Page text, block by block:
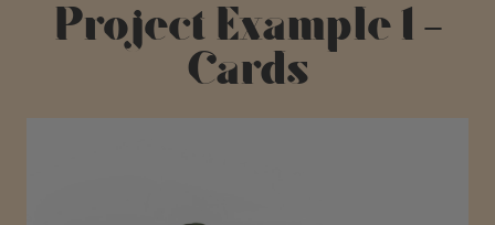
Project Example 1 –
Cards